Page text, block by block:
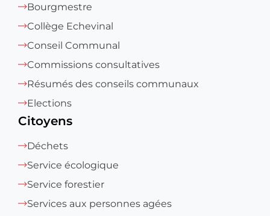
Bourgmestre
Collège Echevinal
Conseil Communal
Commissions consultatives
Résumés des conseils communaux
Elections
Citoyens
Déchets
Service écologique
Service forestier
Services aux personnes agées